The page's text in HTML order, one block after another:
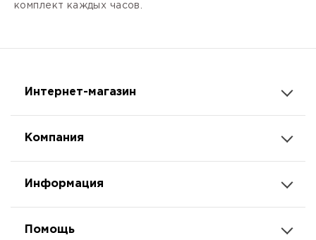
комплект каждых часов.
Интернет-магазин
Компания
Информация
Помощь